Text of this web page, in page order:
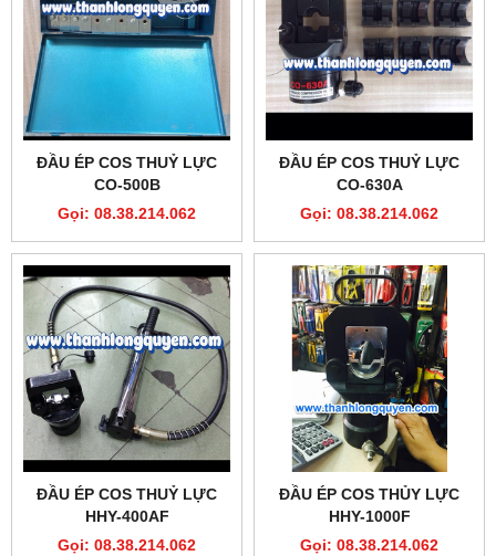
ĐẦU ÉP COS THUỶ LỰC
CO-500B
Gọi: 08.38.214.062
ĐẦU ÉP COS THUỶ LỰC
CO-630A
Gọi: 08.38.214.062
ĐẦU ÉP COS THUỶ LỰC
HHY-400AF
Gọi: 08.38.214.062
ĐẦU ÉP COS THỦY LỰC
HHY-1000F
Gọi: 08.38.214.062